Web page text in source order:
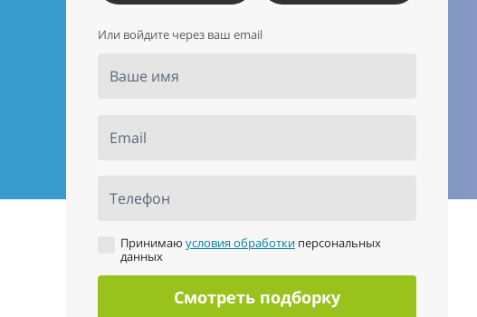
Или войдите через ваш email
Ваше имя
Email
Телефон
Принимаюусловия обработки персональных
данных
Смотреть подборку